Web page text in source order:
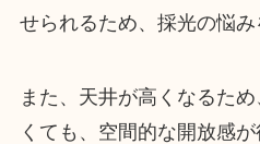
せられるため、採光の悩み
また、天井が高くなるた
くても、空間的な開放感が